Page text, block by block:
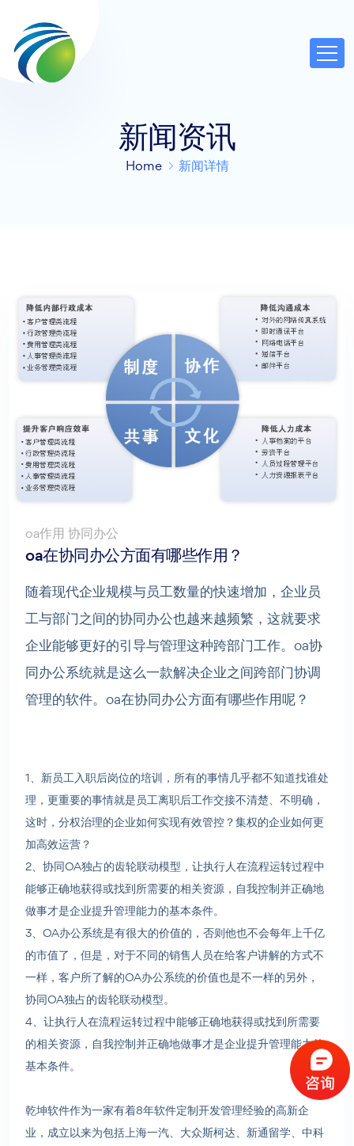
新闻资讯
Home 新闻详情
oa作用 协同办公
oa在协同办公方面有哪些作用？
随着现代企业规模与员工数量的快速增加，企业员
工与部门之间的协同办公也越来越频繁，这就要求
企业能够更好的引导与管理这种跨部门工作。oa协
同办公系统就是这么一款解决企业之间跨部门协调
管理的软件。oa在协同办公方面有哪些作用呢？
1、新员工入职后岗位的培训，所有的事情几乎都不知道找谁处
理，更重要的事情就是员工离职后工作交接不清楚、不明确，
这时，分权治理的企业如何实现有效管控？集权的企业如何更
加高效运营？
2、协同OA独占的齿轮联动模型，让执行人在流程运转过程中
能够正确地获得或找到所需要的相关资源，自我控制并正确地
做事才是企业提升管理能力的基本条件。
3、OA办公系统是有很大的价值的，否则他也不会每年上千亿
的市值了，但是，对于不同的销售人员在给客户讲解的方式不
一样，客户所了解的OA办公系统的价值也是不一样的另外，
协同OA独占的齿轮联动模型。
4、让执行人在流程运转过程中能够正确地获得或找到所需要
的相关资源，自我控制并正确地做事才是企业提升管理能力的
基本条件。
乾坤软件作为一家有着8年软件定制开发管理经验的高新企
业，成立以来为包括上海一汽、大众斯柯达、新通留学、中科